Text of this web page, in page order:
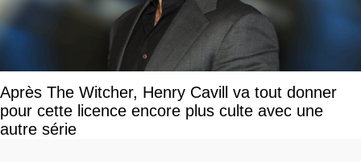
Après The Witcher, Henry Cavill va tout donner
pour cette licence encore plus culte avec une
autre série